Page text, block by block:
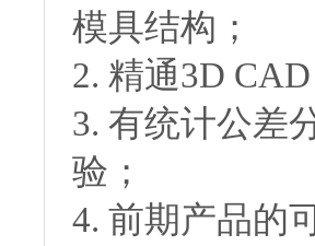
模具结构；
2. 精通3D
3. 有统计公差
验；
4. 前期产品的